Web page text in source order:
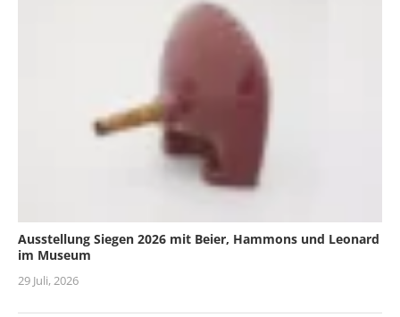
Ausstellung Siegen 2026 mit Beier, Hammons und Leonard
im Museum
29 Juli, 2026